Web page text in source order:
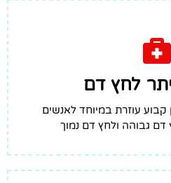
לחץ דם
קבוע עוזרת במיוחד לאנשים
דם גבוהה ולחץ דם נמוך